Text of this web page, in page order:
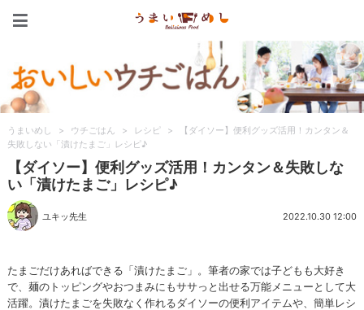
うまいめし > ウチごはん > レシピ >
【ダイソー】便利グッズ活用！カンタン＆
失敗しない「漬けたまご」レシピ♪
【ダイソー】便利グッズ活用！カンタン＆失敗しな
い「漬けたまご」レシピ♪
ユキッ先生 2022.10.30 12:00
たまごだけあればできる「漬けたまご」。筆者の家では子どもも大好き
で、麺のトッピングやおつまみにもササっと出せる万能メニューとして大
活躍。漬けたまごを失敗なく作れるダイソーの便利アイテムや、簡単レシ